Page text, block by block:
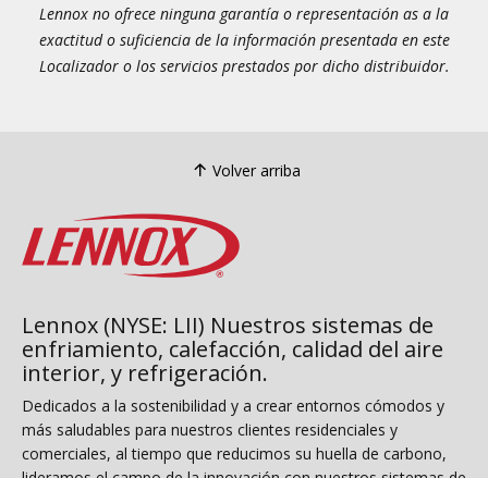
Lennox no ofrece ninguna garantía o representación as a la
exactitud o suficiencia de la información presentada en este
Localizador o los servicios prestados por dicho distribuidor.
Volver arriba
Lennox (NYSE: LII) Nuestros sistemas de
enfriamiento, calefacción, calidad del aire
interior, y refrigeración.
Dedicados a la sostenibilidad y a crear entornos cómodos y
más saludables para nuestros clientes residenciales y
comerciales, al tiempo que reducimos su huella de carbono,